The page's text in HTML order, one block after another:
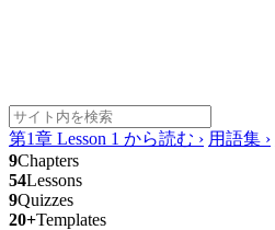
第1章 Lesson 1 から読む › 用語集 ›
9Chapters
54Lessons
9Quizzes
20+Templates